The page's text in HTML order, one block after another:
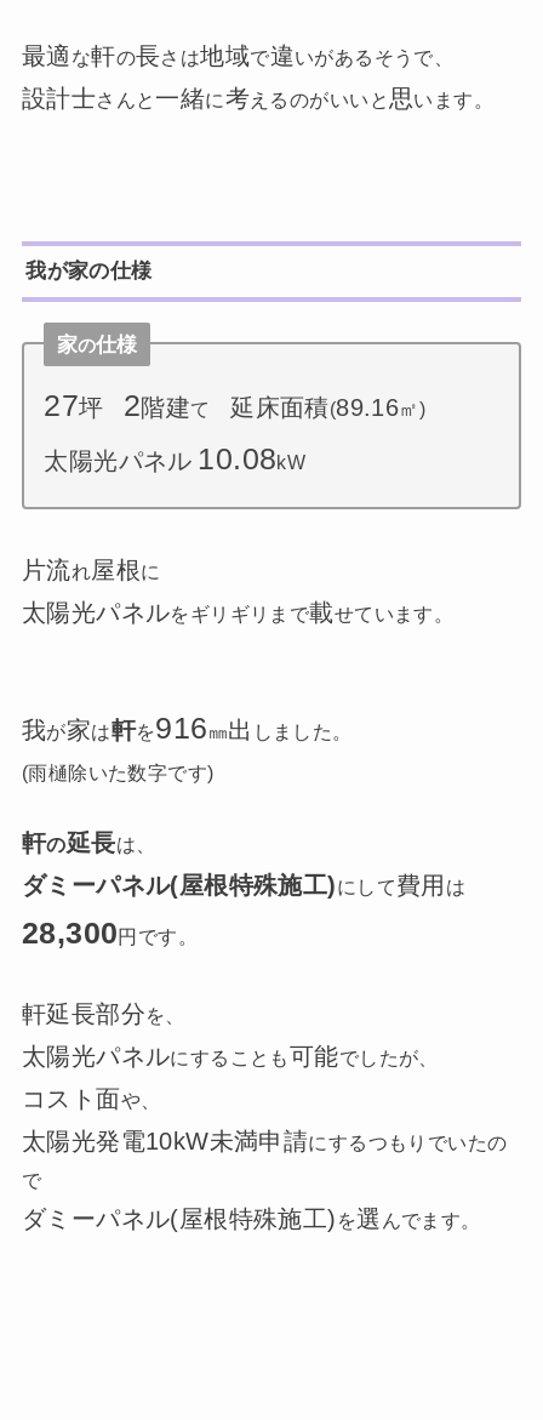
最適 な軒の長さは地域で違いがあるそうで、
設計士さんと 一緒に考えるのがいいと 思います。
我が家の仕様
家の仕様
27坪 2階建て 延床面積(89.16㎡)
太陽光パネル 10.08kW
片流れ 屋根に
太陽光パネルをギリギリまで載せています。
我が家は軒を916㎜出 しました。
(雨樋除いた数字です)
軒の延長は、
ダミーパネル(屋根特殊施工)にして費用 は
28,300円です。
軒延長部分を、
太陽光パネルにすることも可能でしたが、
コスト面や、
太陽光発電10kW未満申請にするつもりでいたの
で
ダミーパネル(屋根特殊施工) を選 んでます。